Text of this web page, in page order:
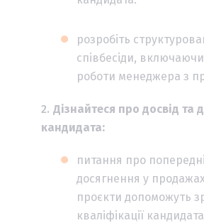
розробіть
співбесіди,
роботи менеджера з
Дізнайтеся про досвід та
кандидата:
питання про
досягнення у
проєкти допоможуть
кваліфікації